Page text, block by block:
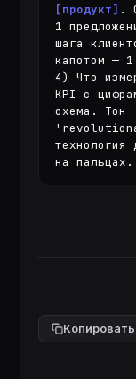
[продукт] .
1
шага
капотом — 1
4) Что
KPI с
схема. Тон
технология
на пальцах.
Копировать